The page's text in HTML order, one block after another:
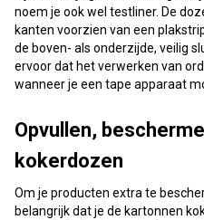
noem je ook wel testliner. De
kanten voorzien van een
de boven- als onderzijde, veilig
ervoor dat het verwerken van
wanneer je een tape apparaat
Opvullen,
kokerdozen
Om je producten extra te
belangrijk dat je de kartonnen